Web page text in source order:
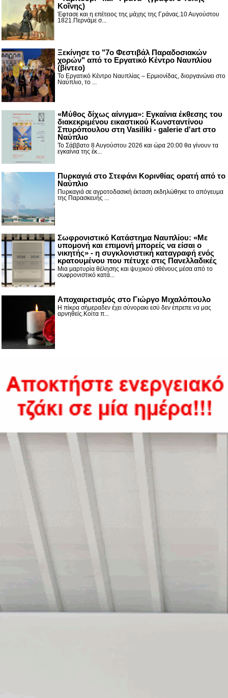
Κοΐνης)
Έφτασε και η επέτειος της μάχης της Γράνας.10 Αυγούστου
1821.Περνάμε σ...
Ξεκίνησε το "7ο Φεστιβάλ Παραδοσιακών
χορών" από το Εργατικό Κέντρο Ναυπλίου
(βίντεο)
Το Εργατικό Κέντρο Ναυπλίας – Ερμιονίδας, διοργανώνει στο
Ναύπλιο, το ...
«Μύθος δίχως αίνιγμα»: Εγκαίνια έκθεσης του
διακεκριμένου εικαστικού Κωνσταντίνου
Σπυρόπουλου στη Vasiliki - galerie d'art στο
Ναύπλιο
Το Σάββατο 8 Αυγούστου 2026 και ώρα 20:00 θα γίνουν τα
εγκαίνια της έκ...
Πυρκαγιά στο Στεφάνι Κορινθίας ορατή από το
Ναύπλιο
Πυρκαγιά σε αγροτοδασική έκταση εκδηλώθηκε το απόγευμα
της Παρασκευής ...
Σωφρονιστικό Κατάστημα Ναυπλίου: «Με
υπομονή και επιμονή μπορείς να είσαι ο
νικητής» - η συγκλονιστική καταγραφή ενός
κρατουμένου που πέτυχε στις Πανελλαδικές
Μια μαρτυρία θέλησης και ψυχικού σθένους μέσα από το
σωφρονιστικό κατά...
Αποχαιρετισμός στο Γιώργο Μιχαλόπουλο
Η πίκρα σήμεραδεν έχει σύνορακι εσύ δεν έπρεπε να μας
αρνηθείς.Κοίτα π...